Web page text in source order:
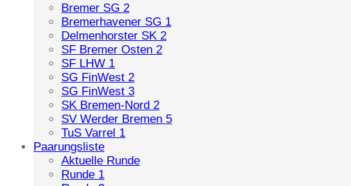
Bremer SG 2
Bremerhavener SG 1
Delmenhorster SK 2
SF Bremer Osten 2
SF LHW 1
SG FinWest 2
SG FinWest 3
SK Bremen-Nord 2
SV Werder Bremen 5
TuS Varrel 1
Paarungsliste
Aktuelle Runde
Runde 1